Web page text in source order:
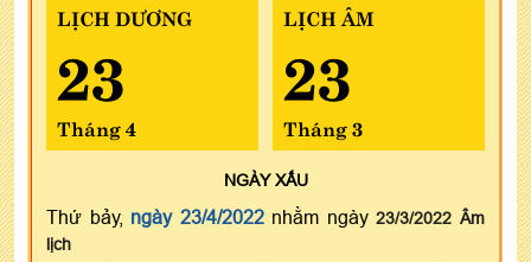
LỊCH DƯƠNG
23
Tháng 4
LỊCH ÂM
23
Tháng 3
NGÀYXẤU
Thứ bảy, ngày 23/4/2022nhằm ngày23/3/2022 Âm
lịch